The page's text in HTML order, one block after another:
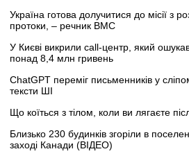
Україна готова долучитися до місії з
протоки, – речник ВМС
У Києві викрили call-центр, який ошукав
понад 8,4 млн гривень
ChatGPT переміг письменників у
тексти ШІ
Що коїться з тілом, коли ви лягаєте
Близько 230 будинків згоріли в
заході Канади (ВІДЕО)